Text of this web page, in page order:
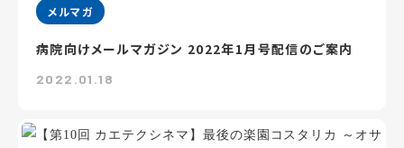
メルマガ
病院向けメールマガジン 2022年1月号配信のご案内
2022.01.18